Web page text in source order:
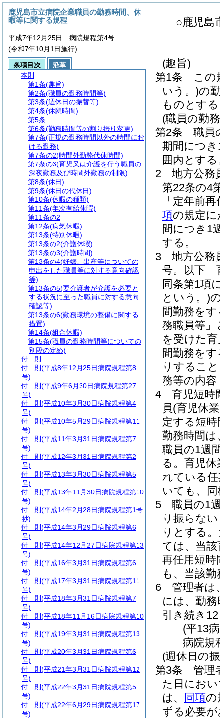
○鹿児島
(趣旨)
第1条
この
いう。)の
ものとす
(職員の勤
第2条
職員
期間につ
囲内とする
2
地方公務
第22条の4
「定年前
項の規定
間につき1
する。
3
地方公務
号。以下「
同条第1項
という。)
間勤務を
務職員等」
を受けた
間勤務を
りするこ
務等の内
4
育児短時
員(育児休
定する短
勤務時間
職員の1週
る。 育児休
れている
いても、
5
職員の1
り振らな
りとする。
ては、当
再任用短時
も、当該
6
管理者は
には、勤
引き続き
(平13
病院規
(週休日の
第3条
管理
た日にお
は、
同項の
ずる必要
鹿児島市立病院企業職員の勤務時間、休
暇等に関する規程
平成7年12月25日 病院規程第4号
(令和7年10月1日施行)
条項目次
沿革
本則
第1条(趣旨)
第2条(職員の勤務時間等)
第3条(週休日の振替等)
第4条(休憩時間)
第5条
第6条(勤務時間等の割り振り変更)
第7条(正規の勤務時間以外の時間にお
ける勤務)
第7条の2(時間外勤務代休時間)
第7条の3(育児又は介護を行う職員の
深夜勤務及び時間外勤務の制限)
第8条(休日)
第9条(休日の代休日)
第10条(休暇の種類)
第11条(年次有給休暇)
第11条の2
第12条(病気休暇)
第13条(特別休暇)
第13条の2(介護休暇)
第13条の3(介護時間)
第13条の4(妊娠、出産等についての
申出をした職員等に対する意向確認
等)
第13条の5(要介護者が介護を必要と
する状況に至った職員に対する意向
確認等)
第13条の6(勤務環境の整備に関する
措置)
第14条(組合休暇)
第15条(職員の勤務時間等についての
別段の定め)
付 則
付 則 (平成8年12月25日病院規程第8
号)
付 則 (平成9年6月30日病院規程第27
号)
付 則 (平成10年3月30日病院規程第4
号)
付 則 (平成10年5月29日病院規程第11
号)
付 則 (平成11年3月31日病院規程第7
号)
付 則 (平成12年3月31日病院規程第2
号)
付 則 (平成13年3月30日病院規程第5
号)
付 則 (平成13年11月30日病院規程第10
号)
付 則 (平成14年2月28日病院規程第1号
抄)
付 則 (平成14年3月29日病院規程第6
号)
付 則 (平成14年12月27日病院規程第13
号)
付 則 (平成16年3月31日病院規程第6
号)
付 則 (平成17年3月31日病院規程第11
号)
付 則 (平成18年3月31日病院規程第7
号)
付 則 (平成18年11月16日病院規程第10
号)
付 則 (平成19年3月31日病院規程第13
号)
付 則 (平成20年3月31日病院規程第6
号)
付 則 (平成21年3月31日病院規程第12
号)
付 則 (平成22年3月31日病院規程第5
号)
付 則 (平成22年6月29日病院規程第17
号)